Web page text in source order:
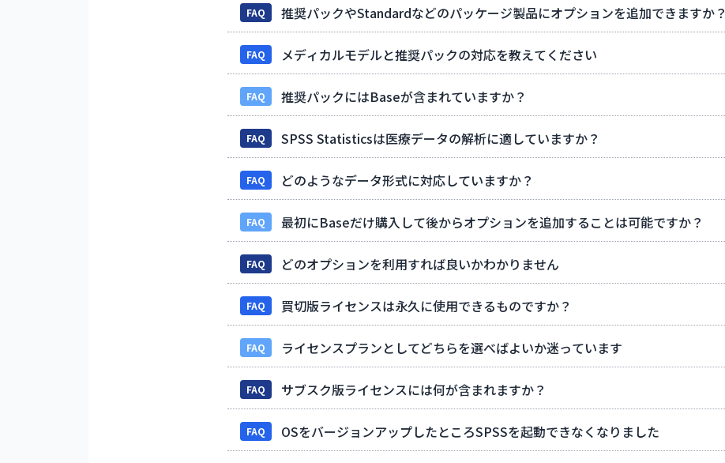
FAQ 推奨パックやStandardなどのパッケージ製品にオプションを追加できますか？
FAQ メディカルモデルと推奨パックの対応を教えてください
FAQ 推奨パックにはBaseが含まれていますか？
FAQ SPSS Statisticsは医療データの解析に適していますか？
FAQ どのようなデータ形式に対応していますか？
FAQ 最初にBaseだけ購入して後からオプションを追加することは可能ですか？
FAQ どのオプションを利用すれば良いかわかりません
FAQ 買切版ライセンスは永久に使用できるものですか？
FAQ ライセンスプランとしてどちらを選べばよいか迷っています
FAQ サブスク版ライセンスには何が含まれますか？
FAQ OSをバージョンアップしたところSPSSを起動できなくなりました